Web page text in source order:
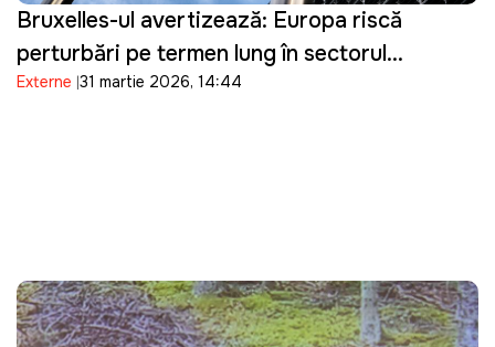
Bruxelles-ul avertizează: Europa riscă
perturbări pe termen lung în sectorul
energetic
Externe 31 martie 2026, 14:44